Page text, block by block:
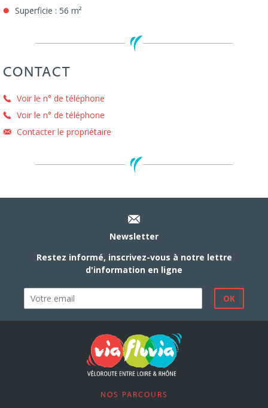
Superficie : 56 m²
CONTACT
Voir le n° de téléphone
Voir le n° de téléphone
Contacter le propriétaire
Newsletter
Restez informé, inscrivez-vous à notre lettre
d'information en ligne
NOS PARCOURS